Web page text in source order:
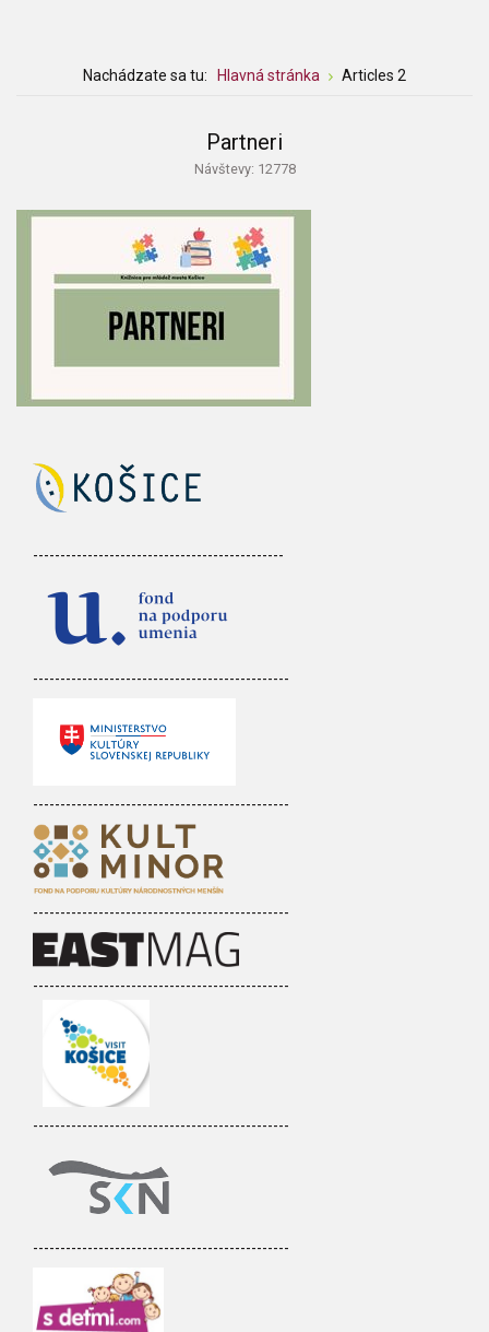
Nachádzate sa tu: Hlavná stránka Articles 2
Partneri
Návštevy: 12778
----------------------------------------------
-----------------------------------------------
-----------------------------------------------
-----------------------------------------------
-----------------------------------------------
-----------------------------------------------
-----------------------------------------------